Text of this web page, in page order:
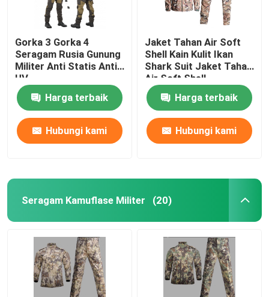
Gorka 3 Gorka 4
Seragam Rusia Gunung
Militer Anti Statis Anti
UV
Harga terbaik
Hubungi kami
Jaket Tahan Air Soft
Shell Kain Kulit Ikan
Shark Suit Jaket Tahan
Air Soft Shell
Harga terbaik
Hubungi kami
Seragam Kamuflase Militer (20)